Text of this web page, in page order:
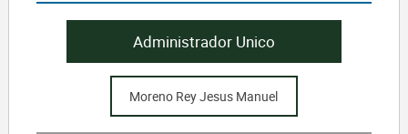
Administrador Unico
Moreno Rey Jesus Manuel